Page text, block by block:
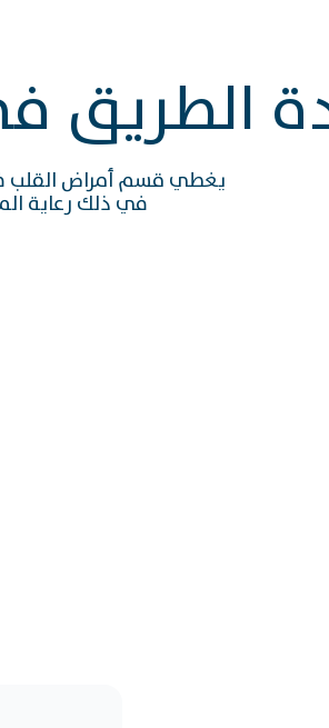
الطريق
يغطي قسم أمراض القلب
في ذلك رعاية